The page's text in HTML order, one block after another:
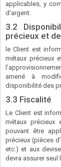
applicables, y
d’argent.
3.2
précieux et
le Client est
métaux précieux
amené à
disponibilité des
3.3 Fiscalité
Le Client est
métaux
pouvant être
précieux (pièces
etc.) et aux
devra assurer seul